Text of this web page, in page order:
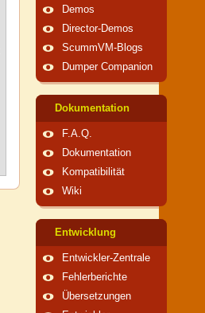
Demos
Director-Demos
ScummVM-Blogs
Dumper Companion
Dokumentation
F.A.Q.
Dokumentation
Kompatibilität
Wiki
Entwicklung
Entwickler-Zentrale
Fehlerberichte
Übersetzungen